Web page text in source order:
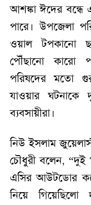
আশঙ্কা ঈদের
পারে। উপজেলা
ওয়াল টপকানো
পৌঁছানো কারো
পরিষদের মতো
যাওয়ার
ব্যবসায়ীরা।
নিউ ইসলাম
চৌধুরী বলেন,
এসির আউটডোর
নিয়ে গিয়েছিলো